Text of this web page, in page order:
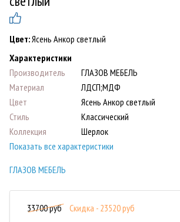
Цвет:Ясень Анкор светлый
Характеристики
Производитель
ГЛАЗОВ МЕБЕЛЬ
Материал
ЛДСП;МДФ
Цвет
Ясень Анкор светлый
Стиль
Классический
Коллекция
Шерлок
Показать все характеристики
ГЛАЗОВ МЕБЕЛЬ
33700 руб Скидка - 23520 руб